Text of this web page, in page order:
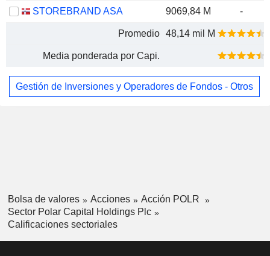
STOREBRAND ASA 9069,84 M -
Promedio 48,14 mil M
Media ponderada por Capi.
Gestión de Inversiones y Operadores de Fondos - Otros
Bolsa de valores Acciones
Acción POLR
Sector Polar Capital Holdings Plc
Calificaciones sectoriales